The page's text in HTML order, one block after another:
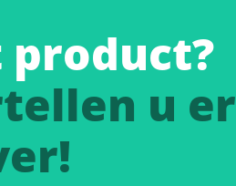
u er